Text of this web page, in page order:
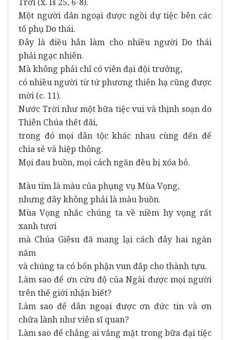
Một người dân ngoại được ngồi dự tiệc bên các
tổ phụ Do thái.
Đây là điều hẳn làm cho nhiều người Do thái
phải ngạc nhiên.
Mà không phải chỉ có viên đại đội trưởng,
có nhiều người từ tứ phương thiên hạ cũng được
mời (c. 11).
Nước Trời như một bữa tiệc vui và thịnh soạn do
Thiên Chúa thết đãi,
trong đó mọi dân tộc khác nhau cùng đến để
chia sẻ và hiệp thông.
Mọi đau buồn, mọi cách ngăn đều bị xóa bỏ.
Màu tím là màu của phụng vụ Mùa Vọng,
nhưng đây không phải là màu buồn.
Mùa Vọng nhắc chúng ta về niềm hy vọng rất
xanh tươi
mà Chúa Giêsu đã mang lại cách đây hai ngàn
năm
và chúng ta có bổn phận vun đắp cho thành tựu.
Làm sao để ơn cứu độ của Ngài được mọi người
trên thế giới nhận biết?
Làm sao để dân ngoại được ơn đức tin và ơn
chữa lành như viên sĩ quan?
Làm sao để chẳng ai vắng mặt trong bữa đại tiệc